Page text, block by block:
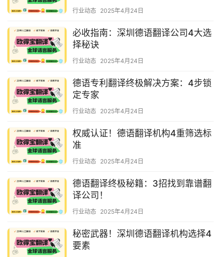
行业动态 2025年4月24日
必收指南：深圳德语翻译公司4大选
择秘诀
行业动态 2025年4月24日
德语专利翻译终极解决方案：4步锁
定专家
行业动态 2025年4月24日
权威认证！德语翻译机构4重筛选标
准
行业动态 2025年4月24日
德语翻译终极秘籍：3招找到靠谱翻
译公司！
行业动态 2025年4月24日
秘密武器！深圳德语翻译机构选择4
要素